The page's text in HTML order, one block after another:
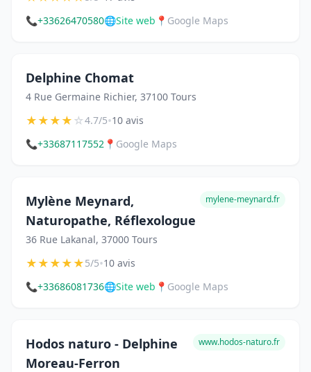
📞+33626470580🌐Site web 📍 Google Maps
Delphine Chomat
4 Rue Germaine Richier, 37100 Tours
★★★★☆4.7/5•10 avis
📞+33687117552 📍 Google Maps
Mylène Meynard,
Naturopathe, Réflexologue
36 Rue Lakanal, 37000 Tours
mylene-meynard.fr
★★★★★5/5•10 avis
📞+33686081736🌐Site web 📍 Google Maps
Hodos naturo - Delphine
Moreau-Ferron
www.hodos-naturo.fr